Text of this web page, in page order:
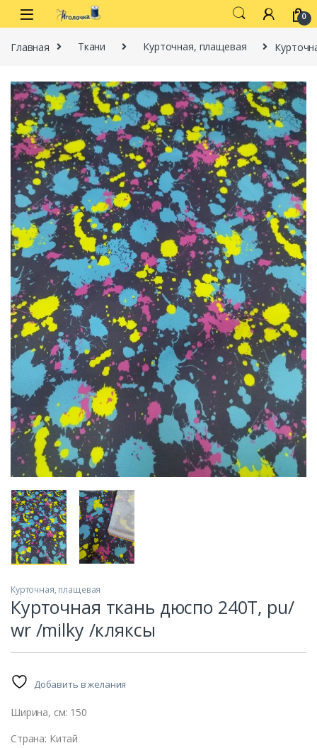
Перейти к навигации
перейти к содержанию
0
Главная Ткани Курточная, плащевая
Курточная, плащевая
Курточная ткань дюспо 240T, pu/
wr /milky /кляксы
Добавить в желания
Ширина, см: 150
Страна: Китай